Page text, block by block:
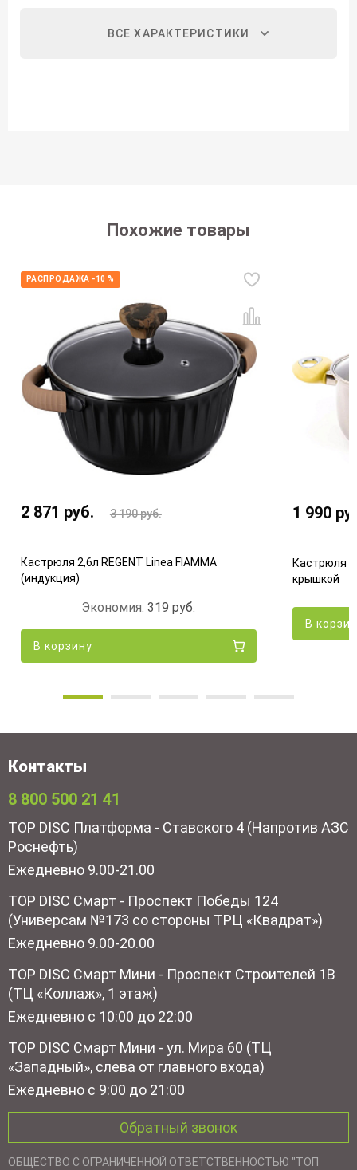
ВСЕ ХАРАКТЕРИСТИКИ
Похожие товары
РАСПРОДАЖА -10 %
2 871 руб. 3 190руб.
Кастрюля 2,6л REGENT Linea FIAMMA
(индукция)
Экономия:319руб.
В корзину
1 990
Кастрюля
крышкой
В
Контакты
8 800 500 21 41
TOP DISC Платформа - Ставского 4 (Напротив АЗС
Роснефть)
Ежедневно 9.00-21.00
TOP DISC Смарт - Проспект Победы 124
(Универсам №173 со стороны ТРЦ «Квадрат»)
Ежедневно 9.00-20.00
TOP DISC Смарт Мини - Проспект Строителей 1В
(ТЦ «Коллаж», 1 этаж)
Ежедневно с 10:00 до 22:00
TOP DISC Смарт Мини - ул. Мира 60 (ТЦ
«Западный», слева от главного входа)
Ежедневно с 9:00 до 21:00
Обратный звонок
ОБЩЕСТВО С ОГРАНИЧЕННОЙ ОТВЕТСТВЕННОСТЬЮ "ТОП